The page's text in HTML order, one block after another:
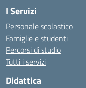
I Servizi
Personale scolastico
Famiglie e studenti
Percorsi di studio
Tutti i servizi
Didattica